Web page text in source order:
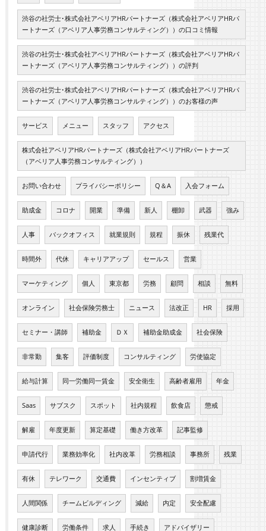
渋谷の社労士･株式会社アベリアHRパートナーズ（株式会社アベリアHRパ
ートナーズ（アベリア人事労務コンサルティング））の口コミ情報
渋谷の社労士･株式会社アベリアHRパートナーズ（株式会社アベリアHRパ
ートナーズ（アベリア人事労務コンサルティング））の評判
渋谷の社労士･株式会社アベリアHRパートナーズ（株式会社アベリアHRパ
ートナーズ（アベリア人事労務コンサルティング））のお客様の声
サービス メニュー スタッフ アクセス
株式会社アベリアHRパートナーズ（株式会社アベリアHRパートナーズ
（アベリア人事労務コンサルティング））
お問い合わせ プライバシーポリシー Q＆A 入会フォーム
助成金 コロナ 開業 準備 新人 棚卸 武器 強み
人事 バックオフィス 就業規則 規程 振休 残業代
時間外 代休 キャリアアップ セールス 営業
マーケティング 個人 東京都 労務 顧問 相談 無料
オンライン 社会保険労務士 ニュース 法改正 HR 採用
セミナー・講師 補助金 ＤＸ 補助金助成金 社会保険
非常勤 集客 評価制度 コンサルティング 労使協定
給与計算 同一労働同一賃金 安全衛生 高齢者雇用 年金
Saas サブスク スポット 社内規程 飲食店 懲戒
解雇 年度更新 算定基礎 働き方改革 記事監修
申請代行 業務効率化 社内改革 労務相談 事務所 残業
有休 テレワーク 交通費 インセンティブ 割増賃金
人間関係 チームビルディング 減給 内定 安全配慮
健康診断 労働条件 求人 手続き アドバイザリー